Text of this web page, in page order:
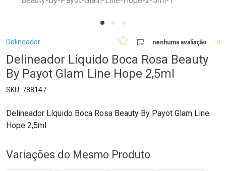
Ir direto para o menu
Breadcrumb
Delineador nenhuma avaliação 0
Delineador Líquido Boca Rosa Beauty
By Payot Glam Line Hope 2,5ml
788147
Delineador Líquido Boca Rosa Beauty By Payot Glam Line
Hope 2,5ml
Variações do Mesmo Produto